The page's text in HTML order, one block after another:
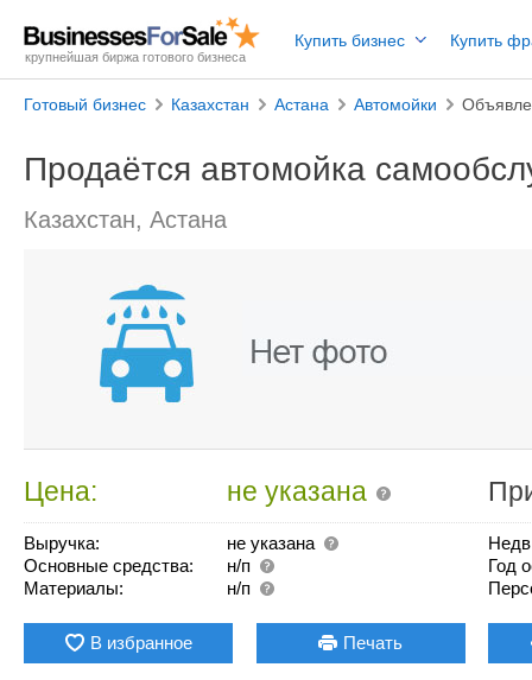
крупнейшая биржа готового бизнеса
Купить бизнес Купить
Готовый бизнес Казахстан Астана Автомойки
Продаётся автомойка
Казахстан, Астана
Цена: не указана
Выручка:
не указана
Основные средства:
н/п
Материалы:
н/п
Год
В избранное Печать